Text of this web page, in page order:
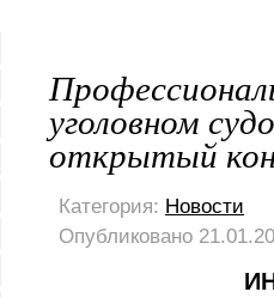
уголовном
открытый
Категория: Новости
Опубликовано